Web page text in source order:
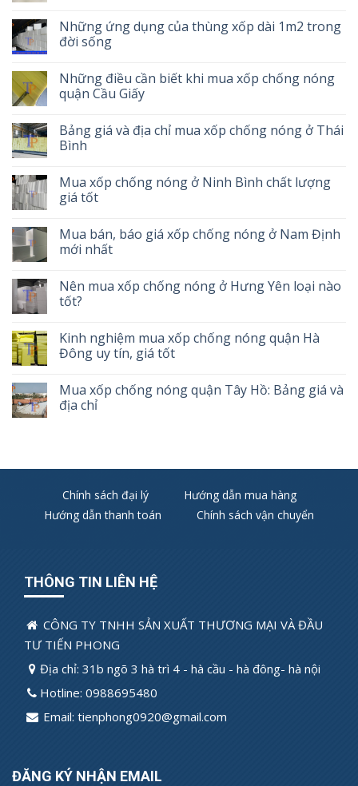
Những ứng dụng của thùng xốp dài 1m2 trong
đời sống
Những điều cần biết khi mua xốp chống nóng
quận Cầu Giấy
Bảng giá và địa chỉ mua xốp chống nóng ở Thái
Bình
Mua xốp chống nóng ở Ninh Bình chất lượng
giá tốt
Mua bán, báo giá xốp chống nóng ở Nam Định
mới nhất
Nên mua xốp chống nóng ở Hưng Yên loại nào
tốt?
Kinh nghiệm mua xốp chống nóng quận Hà
Đông uy tín, giá tốt
Mua xốp chống nóng quận Tây Hồ: Bảng giá và
địa chỉ
Chính sách đại lý
Hướng dẫn mua hàng
Hướng dẫn thanh toán
Chính sách vận chuyển
THÔNG TIN LIÊN HỆ
CÔNG TY TNHH SẢN XUẤT THƯƠNG MẠI VÀ ĐẦU
TƯ TIẾN PHONG
Địa chỉ: 31b ngõ 3 hà trì 4 - hà cầu - hà đông- hà nội
Hotline: 0988695480
Email: tienphong0920@gmail.com
ĐĂNG KÝ NHẬN EMAIL